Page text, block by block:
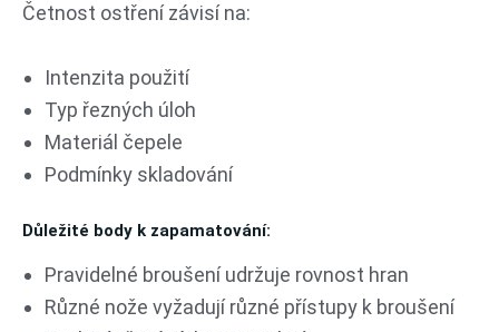
Četnost ostření závisí na:
Intenzita použití
Typ řezných úloh
Materiál čepele
Podmínky skladování
Důležité body k zapamatování:
Pravidelné broušení udržuje rovnost hran
Různé nože vyžadují různé přístupy k broušení